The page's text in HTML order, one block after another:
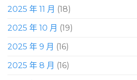
2025 年 11 月 (18)
2025 年 10 月 (19)
2025 年 9 月 (16)
2025 年 8 月 (16)